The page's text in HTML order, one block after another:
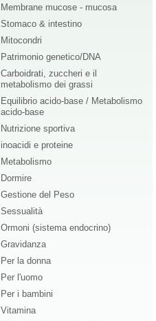
Membrane mucose - mucosa
Stomaco & intestino
Mitocondri
Patrimonio genetico/DNA
Carboidrati, zuccheri e il
metabolismo dei grassi
Equilibrio acido-base / Metabolismo
acido-base
Nutrizione sportiva
inoacidi e proteine
Metabolismo
Dormire
Gestione del Peso
Sessualità
Ormoni (sistema endocrino)
Gravidanza
Per la donna
Per l'uomo
Per i bambini
Vitamina